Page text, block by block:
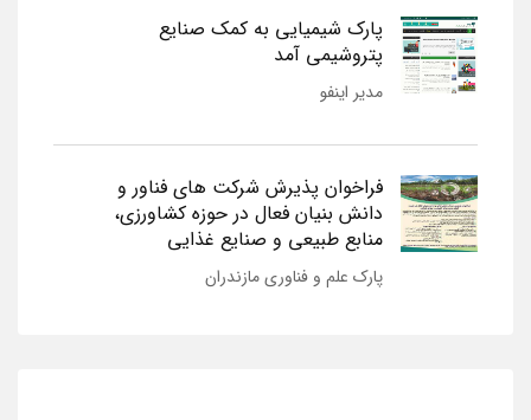
پارک شیمیایی به کمک صنایع
پتروشیمی آمد
مدیر اینفو
فراخوان پذیرش شرکت های فناور و
دانش بنیان فعال در حوزه کشاورزی،
منابع طبیعی و صنایع غذایی
پارک علم و فناوری مازندران